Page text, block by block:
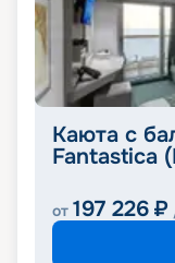
Каюта с
Fantastica
от 197 226 ₽